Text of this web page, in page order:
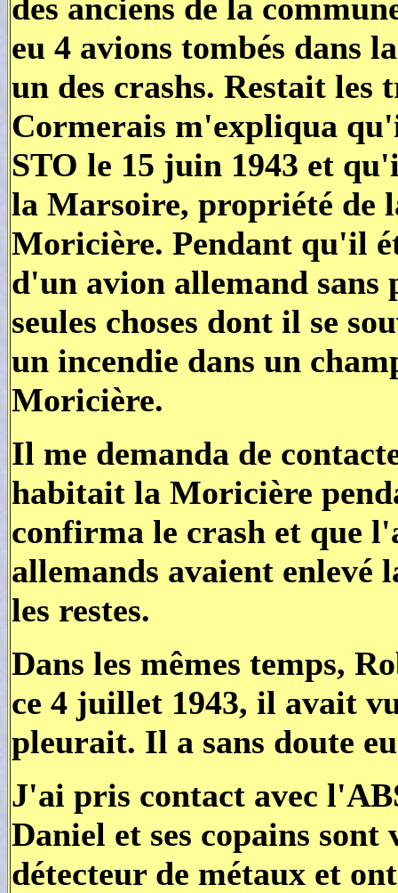
des anciens de la
eu 4 avions tombés dans
un des crashs. Restait
Cormerais m'expliqua
STO le 15 juin 1943 et
la Marsoire, propriété de
Moricière. Pendant qu'il
d'un avion allemand sans
seules choses dont il se
un incendie dans un
Moricière.
Il me demanda de
habitait la Moricière
confirma le crash et que
allemands avaient enlevé
les restes.
Dans les mêmes temps,
ce 4 juillet 1943, il avait
pleurait. Il a sans doute
J'ai pris contact avec
Daniel et ses copains
détecteur de métaux et